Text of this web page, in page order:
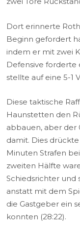
Dort erinnerte
Beginn gefordert
indem er mit zwei
Defensive forderte
stellte auf eine 5-1
Diese taktische
Haunstetten den
abbauen, aber der
damit. Dies
Minuten Strafen
zweiten Hälfte
Schiedsrichter und
anstatt mit dem
die Gastgeber ein
konnten (28:22).